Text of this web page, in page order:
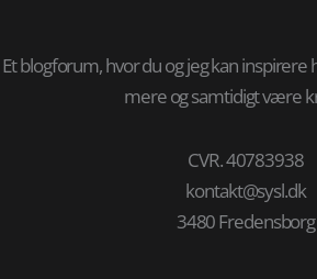
Et blogforum, hvor du og jeg kan inspirere
mere og samtidigt være
CVR. 40783938
kontakt@sysl.dk
3480 Fredensborg